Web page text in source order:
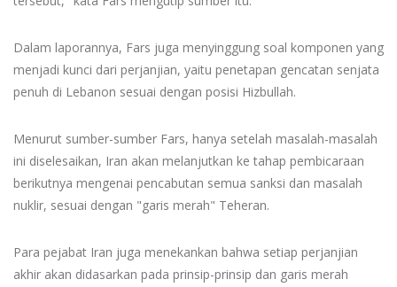
Dalam laporannya, Fars juga menyinggung soal komponen yang
menjadi kunci dari perjanjian, yaitu penetapan gencatan senjata
penuh di Lebanon sesuai dengan posisi Hizbullah.
Menurut sumber-sumber Fars, hanya setelah masalah-masalah
ini diselesaikan, Iran akan melanjutkan ke tahap pembicaraan
berikutnya mengenai pencabutan semua sanksi dan masalah
nuklir, sesuai dengan "garis merah" Teheran.
Para pejabat Iran juga menekankan bahwa setiap perjanjian
akhir akan didasarkan pada prinsip-prinsip dan garis merah